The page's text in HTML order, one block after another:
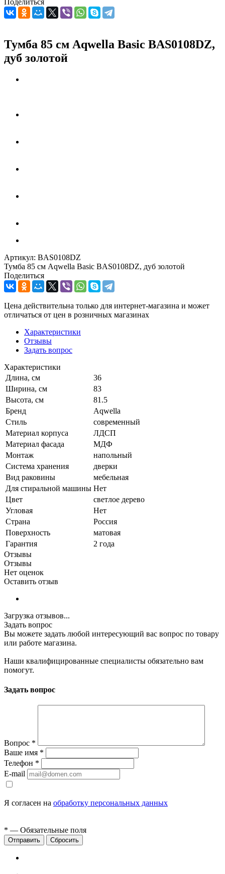
Поделиться
Тумба 85 см Aqwella Basic BAS0108DZ,
дуб золотой
Артикул: BAS0108DZ
Тумба 85 см Aqwella Basic BAS0108DZ, дуб золотой
Поделиться
Цена действительна только для интернет-магазина и может
отличаться от цен в розничных магазинах
Характеристики
Отзывы
Задать вопрос
Характеристики
Длина, см
36
Ширина, см
83
Высота, см
81.5
Бренд
Aqwella
Стиль
современный
Материал корпуса
ЛДСП
Материал фасада
МДФ
Монтаж
напольный
Система хранения
дверки
Вид раковины
мебельная
Для стиральной машины Нет
Цвет
светлое дерево
Угловая
Нет
Страна
Россия
Поверхность
матовая
Гарантия
2 года
Отзывы
Отзывы
Нет оценок
Оставить отзыв
Загрузка отзывов...
Задать вопрос
Вы можете задать любой интересующий вас вопрос по товару
или работе магазина.
Наши квалифицированные специалисты обязательно вам
помогут.
Задать вопрос
Вопрос *
Ваше имя *
Телефон *
E-mail
Я согласен на обработку персональных данных
* — Обязательные поля
Сбросить